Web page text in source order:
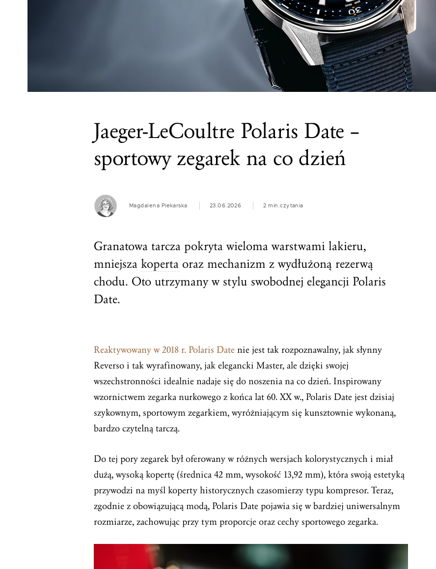
Jaeger-LeCoultre Polaris Date –
sportowy zegarek na co dzień
Magdalena Piekarska 23.06.2026 2 min.czytania
Granatowa tarcza pokryta wieloma warstwami lakieru,
mniejsza koperta oraz mechanizm z wydłużoną rezerwą
chodu. Oto utrzymany w stylu swobodnej elegancji Polaris
Date.
Reaktywowany w 2018 r. Polaris Date nie jest tak rozpoznawalny, jak słynny
Reverso i tak wyrafinowany, jak elegancki Master, ale dzięki swojej
wszechstronności idealnie nadaje się do noszenia na co dzień. Inspirowany
wzornictwem zegarka nurkowego z końca lat 60. XX w., Polaris Date jest dzisiaj
szykownym, sportowym zegarkiem, wyróżniającym się kunsztownie wykonaną,
bardzo czytelną tarczą.
Do tej pory zegarek był oferowany w różnych wersjach kolorystycznych i miał
dużą, wysoką kopertę (średnica 42 mm, wysokość 13,92 mm), która swoją estetyką
przywodzi na myśl koperty historycznych czasomierzy typu kompresor. Teraz,
zgodnie z obowiązującą modą, Polaris Date pojawia się w bardziej uniwersalnym
rozmiarze, zachowując przy tym proporcje oraz cechy sportowego zegarka.